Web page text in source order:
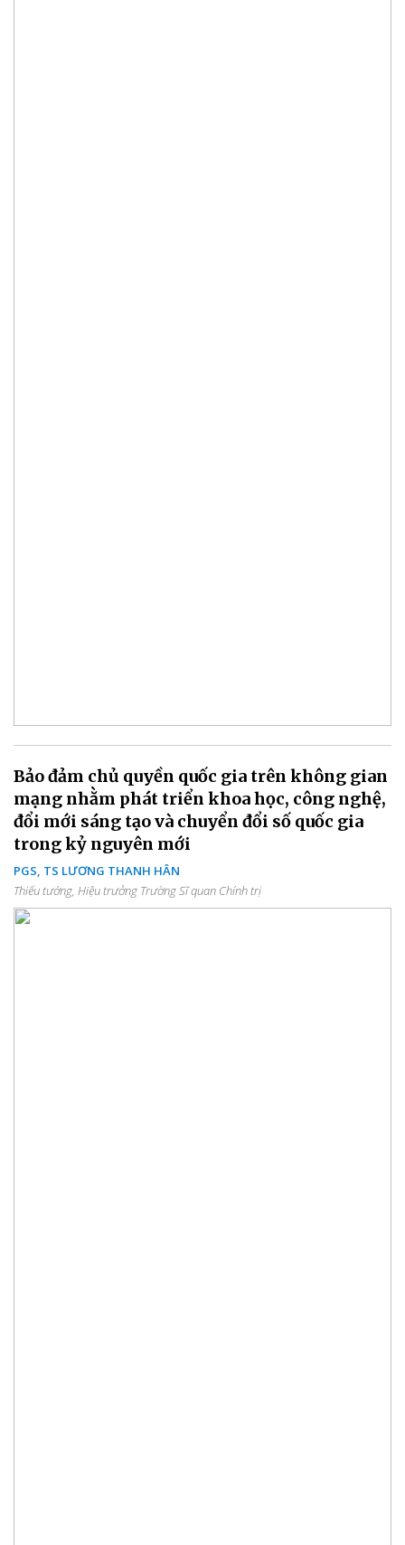
Bảo đảm chủ quyền quốc gia trên không gian
mạng nhằm phát triển khoa học, công nghệ,
đổi mới sáng tạo và chuyển đổi số quốc gia
trong kỷ nguyên mới
PGS, TS LƯƠNG THANH HÂN
Thiếu tướng, Hiệu trưởng Trường Sĩ quan Chính trị